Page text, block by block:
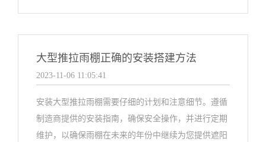
大型推拉雨棚正确的安装搭建方法
2023-11-06 11:05:41
安装大型推拉雨棚需要仔细的计划和注意细节。遵循
制造商提供的安装指南，确保安全操作，并进行定期
维护，以确保雨棚在未来的年份中继续为您提供遮阳